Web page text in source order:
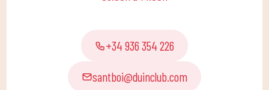
+34 936 354 226
santboi@duinclub.com